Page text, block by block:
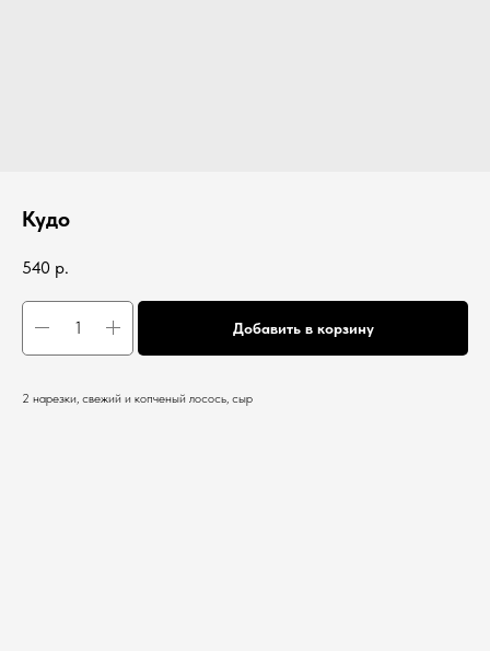
Кудо
540 р.
Добавить в корзину
2 нарезки, свежий и копченый лосось, сыр